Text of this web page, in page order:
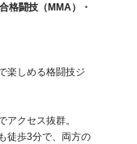
格闘技（MMA）・
楽しめる格闘技ジ
クセス抜群。
徒歩3分で、両方の